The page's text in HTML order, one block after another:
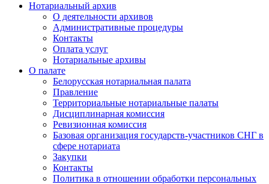
Нотариальный архив
О деятельности архивов
Административные процедуры
Контакты
Оплата услуг
Нотариальные архивы
О палате
Белорусская нотариальная палата
Правление
Территориальные нотариальные палаты
Дисциплинарная комиссия
Ревизионная комиссия
Базовая организация государств-участников СНГ в
сфере нотариата
Закупки
Контакты
Политика в отношении обработки персональных